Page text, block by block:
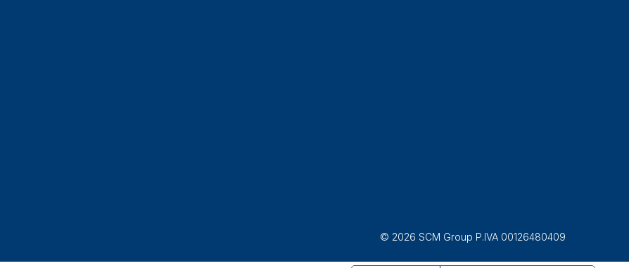
© 2026 SCM Group P.IVA 00126480409